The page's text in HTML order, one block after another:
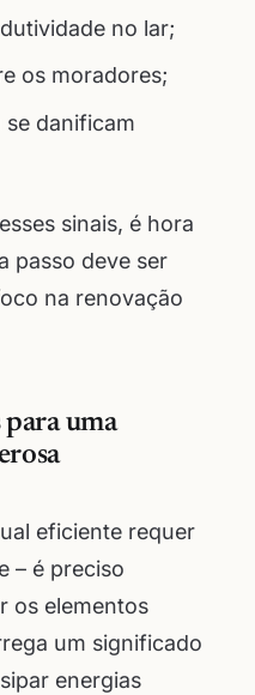
no lar;
os moradores;
danificam
sinais, é hora
passo deve ser
na renovação
para uma
eficiente requer
– é preciso
os elementos
um significado
energias